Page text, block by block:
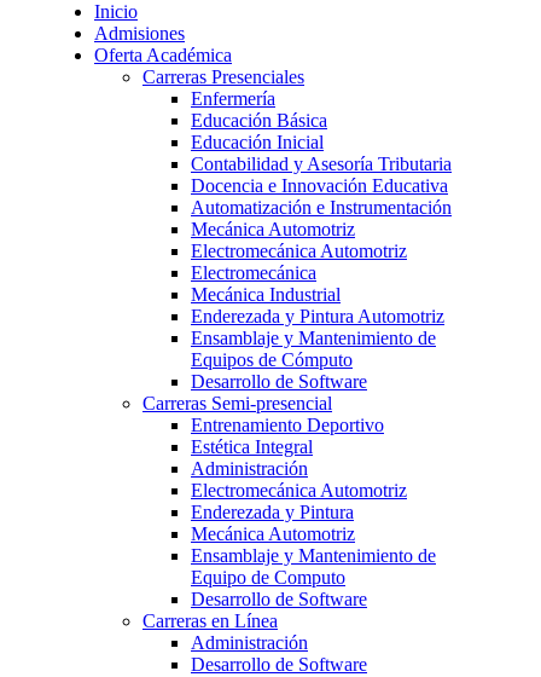
Inicio
Admisiones
Oferta Académica
Carreras Presenciales
Enfermería
Educación Básica
Educación Inicial
Contabilidad y Asesoría Tributaria
Docencia e Innovación Educativa
Automatización e Instrumentación
Mecánica Automotriz
Electromecánica Automotriz
Electromecánica
Mecánica Industrial
Enderezada y Pintura Automotriz
Ensamblaje y Mantenimiento de
Equipos de Cómputo
Desarrollo de Software
Carreras Semi-presencial
Entrenamiento Deportivo
Estética Integral
Administración
Electromecánica Automotriz
Enderezada y Pintura
Mecánica Automotriz
Ensamblaje y Mantenimiento de
Equipo de Computo
Desarrollo de Software
Carreras en Línea
Administración
Desarrollo de Software